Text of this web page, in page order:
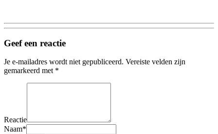
Geef een reactie
Je e-mailadres wordt niet gepubliceerd. Vereiste velden zijn
gemarkeerd met *
Reactie
Naam*